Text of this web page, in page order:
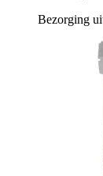
Bezorging